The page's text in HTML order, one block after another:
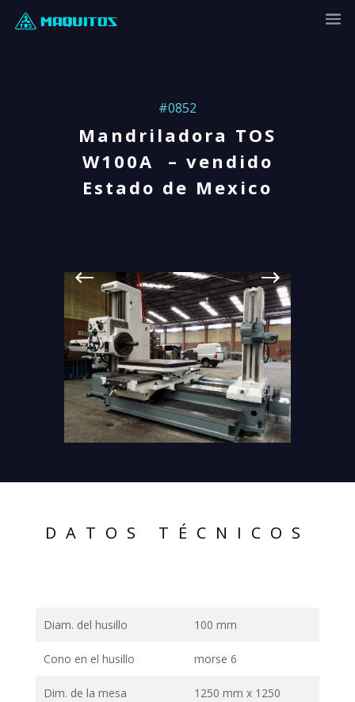
#0852
Mandriladora TOS
W100A – vendido
Estado de Mexico
DATOS TÉCNICOS
Diam. del husillo 100 mm
Cono en el husillo morse 6
Dim. de la mesa 1250 mm x 1250